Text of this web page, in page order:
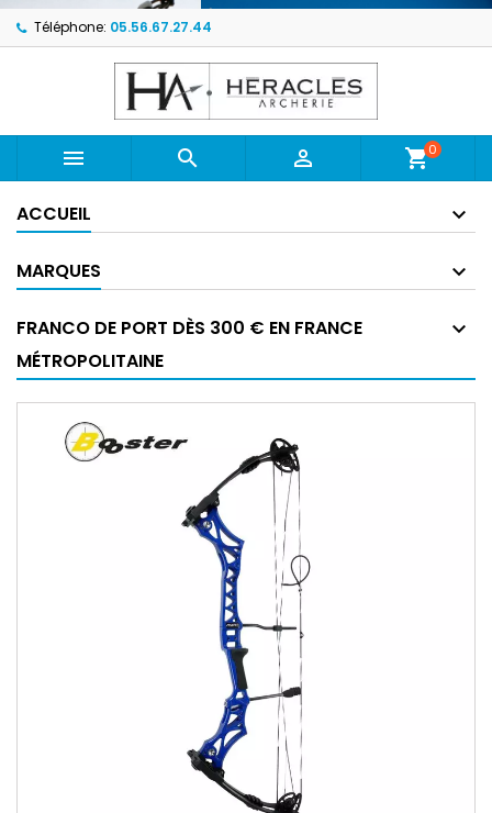
Téléphone: 05.56.67.27.44
   shopping_cart0
ACCUEIL
MARQUES
FRANCO DE PORT DÈS 300 € EN FRANCE
MÉTROPOLITAINE